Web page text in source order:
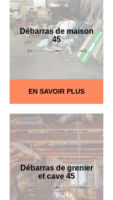
Débarras de maison
45
EN SAVOIR PLUS
Débarras de grenier
et cave 45